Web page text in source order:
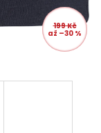
199 Kč
až –30 %